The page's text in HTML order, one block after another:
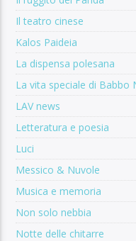
Il teatro cinese
Kalos Paideia
La dispensa polesana
La vita speciale di Babbo
LAV news
Letteratura e poesia
Luci
Messico & Nuvole
Musica e memoria
Non solo nebbia
Notte delle chitarre